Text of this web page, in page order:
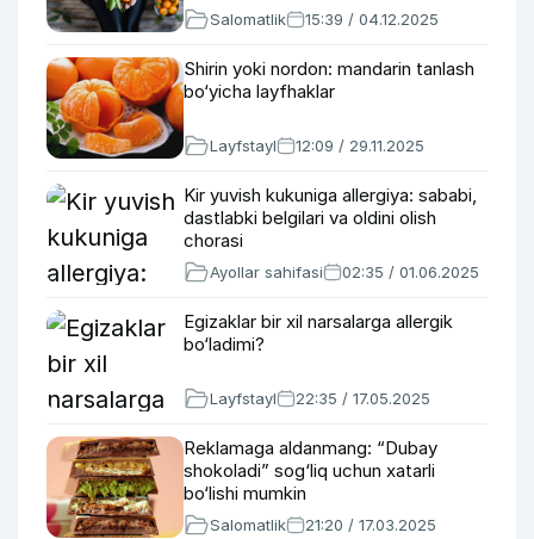
Salomatlik 15:39 / 04.12.2025
Shirin yoki nordon: mandarin tanlash
bo‘yicha layfhaklar
Layfstayl 12:09 / 29.11.2025
Kir yuvish kukuniga allergiya: sababi,
dastlabki belgilari va oldini olish
chorasi
Ayollar sahifasi 02:35 / 01.06.2025
Egizaklar bir xil narsalarga allergik
bo‘ladimi?
Layfstayl 22:35 / 17.05.2025
Reklamaga aldanmang: “Dubay
shokoladi” sog‘liq uchun xatarli
bo‘lishi mumkin
Salomatlik 21:20 / 17.03.2025